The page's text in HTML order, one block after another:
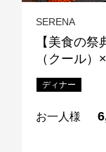
SERENA
【美食の
（クール
ディナー
お一人様